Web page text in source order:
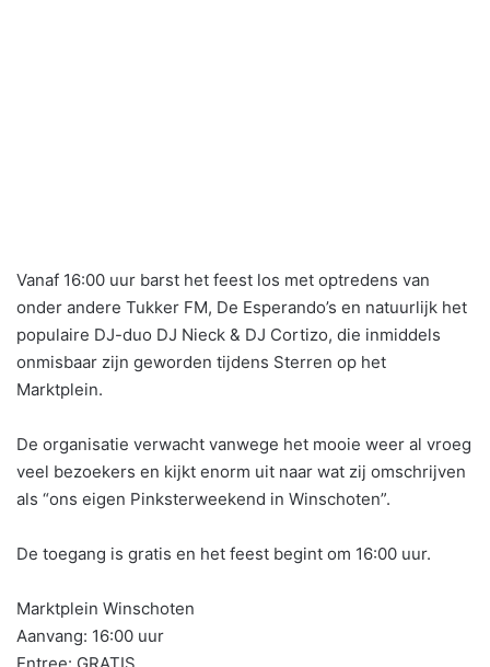
Vanaf 16:00 uur barst het feest los met optredens van
onder andere Tukker FM, De Esperando’s en natuurlijk het
populaire DJ-duo DJ Nieck & DJ Cortizo, die inmiddels
onmisbaar zijn geworden tijdens Sterren op het
Marktplein.
De organisatie verwacht vanwege het mooie weer al vroeg
veel bezoekers en kijkt enorm uit naar wat zij omschrijven
als “ons eigen Pinksterweekend in Winschoten”.
De toegang is gratis en het feest begint om 16:00 uur.
Marktplein Winschoten
Aanvang: 16:00 uur